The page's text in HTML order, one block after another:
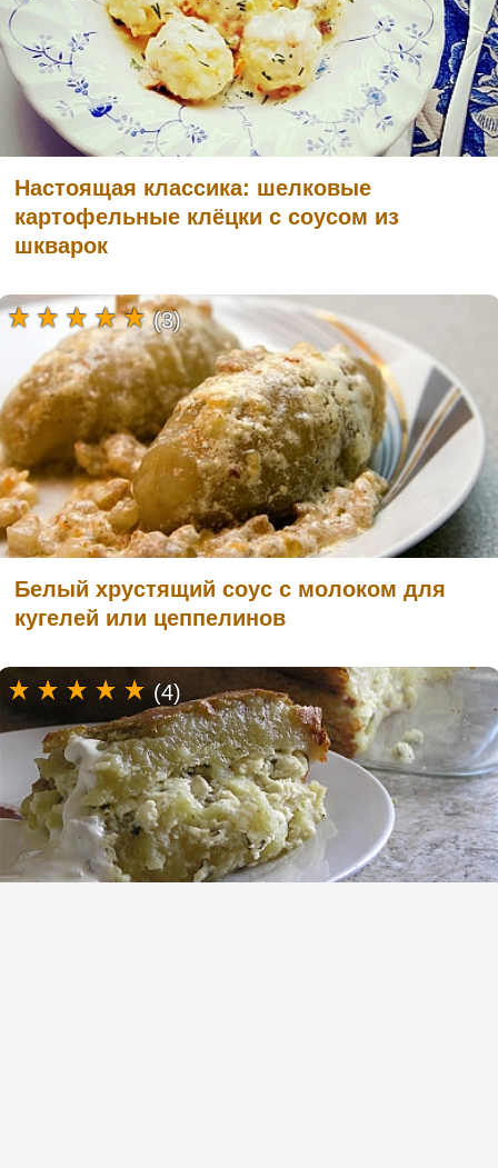
Настоящая классика: шелковые
картофельные клёцки с соусом из
шкварок
Белый хрустящий соус с молоком для
кугелей или цеппелинов
(3)
(4)